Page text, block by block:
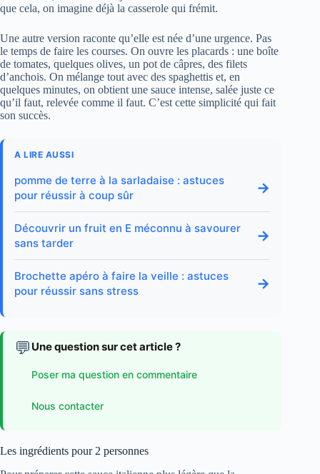
que cela, on imagine déjà la casserole qui frémit.
Une autre version raconte qu’elle est née d’une urgence. Pas
le temps de faire les courses. On ouvre les placards : une boîte
de tomates, quelques olives, un pot de câpres, des filets
d’anchois. On mélange tout avec des spaghettis et, en
quelques minutes, on obtient une sauce intense, salée juste ce
qu’il faut, relevée comme il faut. C’est cette simplicité qui fait
son succès.
A LIRE AUSSI
pomme de terre à la sarladaise : astuces
pour réussir à coup sûr
→
Découvrir un fruit en E méconnu à savourer
sans tarder
→
Brochette apéro à faire la veille : astuces
pour réussir sans stress
→
💬 Une question sur cet article ?
Poser ma question en commentaire
Nous contacter
Les ingrédients pour 2 personnes